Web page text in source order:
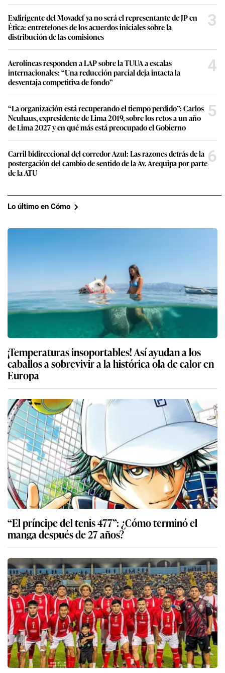
Exdirigente del Movadef ya no será el representante de JP en
Ética: entretelones de los acuerdos iniciales sobre la
distribución de las comisiones
3
Aerolíneas responden a LAP sobre la TUUA a escalas
internacionales: “Una reducción parcial deja intacta la
desventaja competitiva de fondo”
4
“La organización está recuperando el tiempo perdido”: Carlos
Neuhaus, expresidente de Lima 2019, sobre los retos a un año
de Lima 2027 y en qué más está preocupado el Gobierno
5
Carril bidireccional del corredor Azul: Las razones detrás de la
postergación del cambio de sentido de la Av. Arequipa por parte
de la ATU
6
Lo último en Cómo
¡Temperaturas insoportables! Así ayudan a los
caballos a sobrevivir a la histórica ola de calor en
Europa
“El príncipe del tenis 477”: ¿Cómo terminó el
manga después de 27 años?